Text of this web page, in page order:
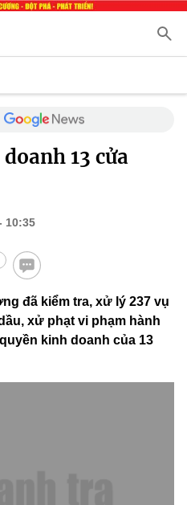
13 cửa
10:35
đã kiểm tra, xử lý 237 vụ
xử phạt vi phạm hành
kinh doanh của 13